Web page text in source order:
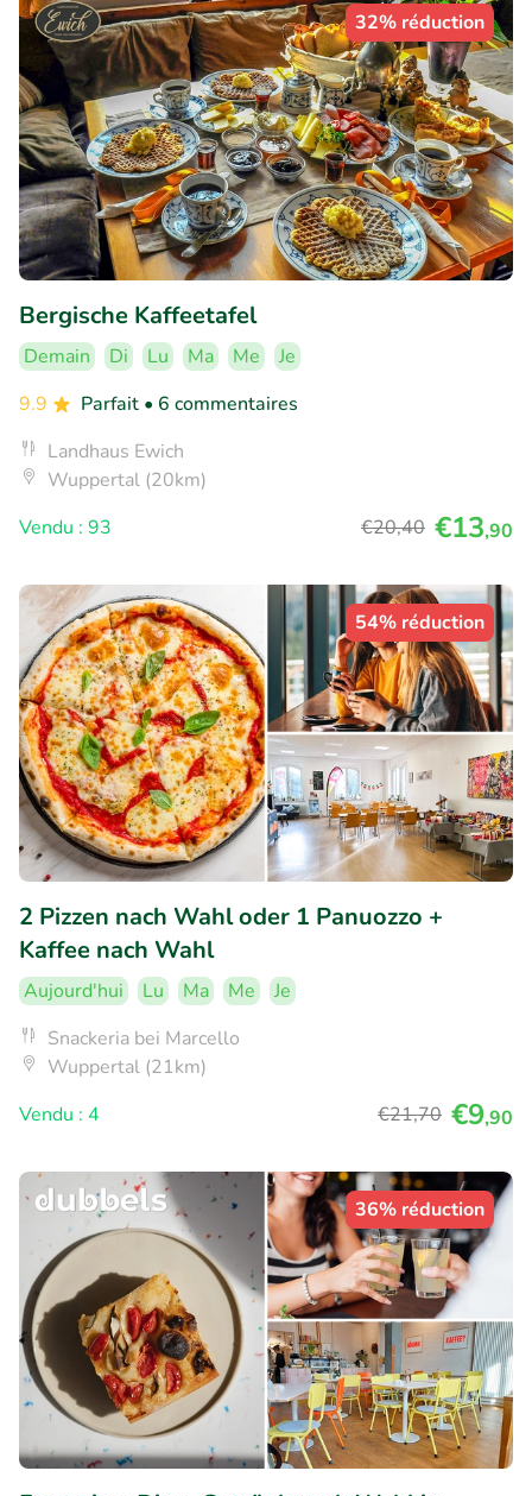
32% réduction
Bergische Kaffeetafel
Demain Di Lu Ma Me
Je
9.9
Parfait • 6 commentaires
Landhaus Ewich
Wuppertal (20km)
Vendu : 93
€20,40 €13,90
54% réduction
2 Pizzen nach Wahl oder 1 Panuozzo +
Kaffee nach Wahl
Aujourd'hui Lu Ma Me
Je
Snackeria bei Marcello
Wuppertal (21km)
Vendu : 4
€21,70 €9,90
36% réduction